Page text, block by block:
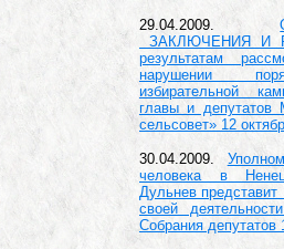
29.04.2009.
ЗАКЛЮЧЕНИЯ И
результатам
нарушении
избирательной
главы и депутатов
сельсовет» 12
30.04.2009.
человека в
Дульнев
своей
Собрания депутатов